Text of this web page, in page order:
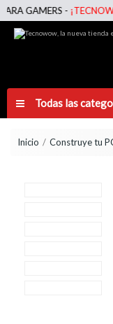
-¡TECNOWOW! LA
Todas las
Inicio Construye tu